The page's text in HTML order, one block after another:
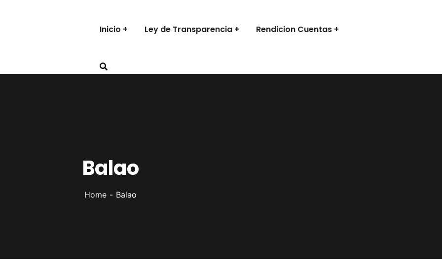
Inicio Ley de Transparencia Rendicion Cuentas
Balao
Home Balao